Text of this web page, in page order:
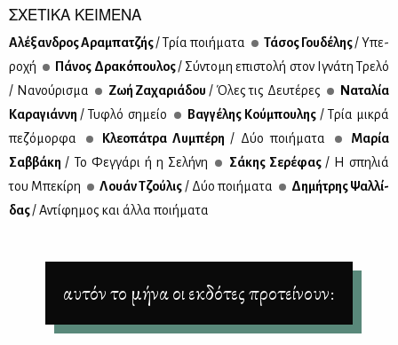
ΣΧΕΤΙΚΑ ΚΕΙΜΕΝΑ
Αλέ­ξαν­δρος Αρα­μπα­τζής/ Τρία ποι­ή­μα­τα Τά­σος Γου­δέ­λης/ Υπε­
ρο­χή
Πά­νος Δρα­κό­που­λος/ Σύ­ντο­μη επι­στο­λή στον Ιγνά­τη Τρε­λό
/ Να­νού­ρι­σμα
Ζωή Ζα­χα­ριά­δου / Όλες τις Δευ­τέ­ρες
Να­τα­λία
Κα­ρα­γιάν­νη / Τυ­φλό ση­μείο Βαγ­γέ­λης Κού­μπου­λης / Τρία μι­κρά
πε­ζό­μορ­φα
Κλε­ο­πά­τρα Λυ­μπέ­ρη / Δύο ποι­ή­μα­τα
Μα­ρία
Σαβ­βά­κη / To Φεγ­γά­ρι ή η Σε­λή­νη Σά­κης Σε­ρέ­φας / Η σπη­λιά
του Μπε­κί­ρη
Λουάν Τζού­λις / Δύο ποι­ή­μα­τα
Δη­μή­τρης Ψαλ­λί­
δας/ Αντί­φη­μος και άλ­λα ποι­ή­μα­τα
αυτόν το μήνα οι εκδότες προτείνουν: